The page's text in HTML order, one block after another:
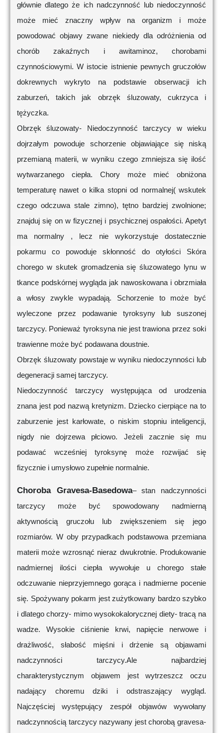
głównie dlatego że ich nadczynność lub niedoczynność
może mieć znaczny wpływ na organizm i może
powodować objawy zwane niekiedy dla odróżnienia od
chorób zakaźnych i awitaminoz, chorobami
czynnościowymi. W istocie istnienie pewnych gruczołów
dokrewnych wykryto na podstawie obserwacji ich
zaburzeń, takich jak obrzęk śluzowaty, cukrzyca i
tężyczka.
Obrzęk śluzowaty- Niedoczynność tarczycy w wieku
dojrzałym powoduje schorzenie objawiające się niską
przemianą materii, w wyniku czego zmniejsza się ilość
wytwarzanego ciepła. Chory może mieć obniżona
temperaturę nawet o kilka stopni od normalnej( wskutek
czego odczuwa stale zimno), tętno bardziej zwolnione;
znajduj się on w fizycznej i psychicznej ospałości. Apetyt
ma normalny , lecz nie wykorzystuje dostatecznie
pokarmu co powoduje skłonność do otyłości Skóra
chorego w skutek gromadzenia się śluzowatego lynu w
tkance podskórnej wygląda jak nawoskowana i obrzmiała
a włosy zwykle wypadają. Schorzenie to może być
wyleczone przez podawanie tyroksyny lub suszonej
tarczycy. Ponieważ tyroksyna nie jest trawiona przez soki
trawienne może być podawana doustnie.
Obrzęk śluzowaty powstaje w wyniku niedoczynności lub
degeneracji samej tarczycy.
Niedoczynność tarczycy występująca od urodzenia
znana jest pod nazwą kretynizm. Dziecko cierpiące na to
zaburzenie jest karłowate, o niskim stopniu inteligencji,
nigdy nie dojrzewa płciowo. Jeżeli zacznie się mu
podawać wcześniej tyroksynę może rozwijać się
fizycznie i umysłowo zupełnie normalnie.
Choroba Gravesa-Basedowa– stan nadczynności
tarczycy może być spowodowany nadmierną
aktywnością gruczołu lub zwiększeniem się jego
rozmiarów. W oby przypadkach podstawowa przemiana
materii może wzrosnąć nieraz dwukrotnie. Produkowanie
nadmiernej ilości ciepła wywołuje u chorego stałe
odczuwanie nieprzyjemnego gorąca i nadmierne pocenie
się. Spożywany pokarm jest zużytkowany bardzo szybko
i dlatego chorzy- mimo wysokokalorycznej diety- tracą na
wadze. Wysokie ciśnienie krwi, napięcie nerwowe i
drażliwość, słabość mięśni i drżenie są objawami
nadczynności tarczycy.Ale najbardziej
charakterystycznym objawem jest wytrzeszcz oczu
nadający choremu dziki i odstraszający wygląd.
Najczęściej występujący zespół objawów wywołany
nadczynnością tarczycy nazywany jest chorobą gravesa-